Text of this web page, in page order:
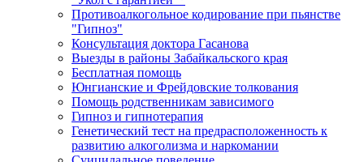
Противоалкогольное кодирование при пьянстве
"Гипноз"
Консультация доктора Гасанова
Выезды в районы Забайкальского края
Бесплатная помощь
Юнгианские и Фрейдовские толкования
Помощь родственникам зависимого
Гипноз и гипнотерапия
Генетический тест на предрасположенность к
развитию алкоголизма и наркомании